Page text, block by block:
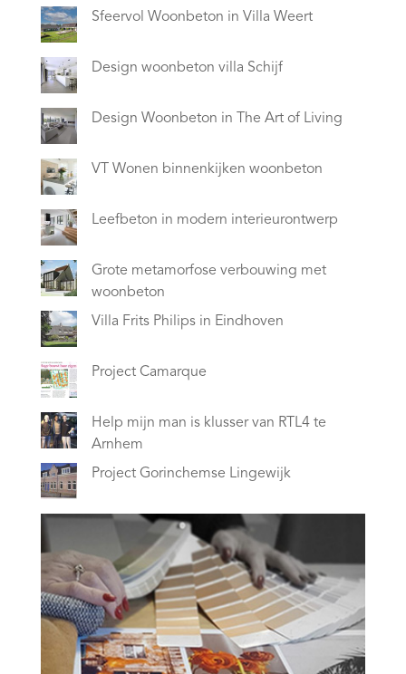
Sfeervol Woonbeton in Villa Weert
Design woonbeton villa Schijf
Design Woonbeton in The Art of Living
VT Wonen binnenkijken woonbeton
Leefbeton in modern interieurontwerp
Grote metamorfose verbouwing met
woonbeton
Villa Frits Philips in Eindhoven
Project Camarque
Help mijn man is klusser van RTL4 te
Arnhem
Project Gorinchemse Lingewijk